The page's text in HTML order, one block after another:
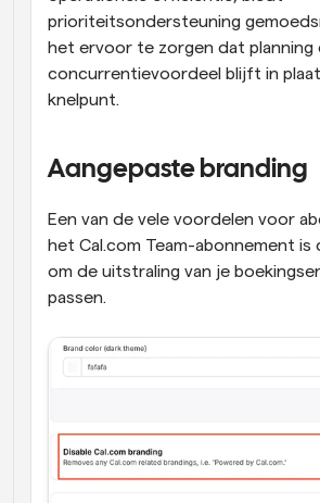
prioriteitsondersteuning
het ervoor te zorgen dat planning
concurrentievoordeel blijft in
knelpunt.
Aangepaste branding
Een van de vele voordelen voor
het Cal.com Team-abonnement is
om de uitstraling van je
passen.